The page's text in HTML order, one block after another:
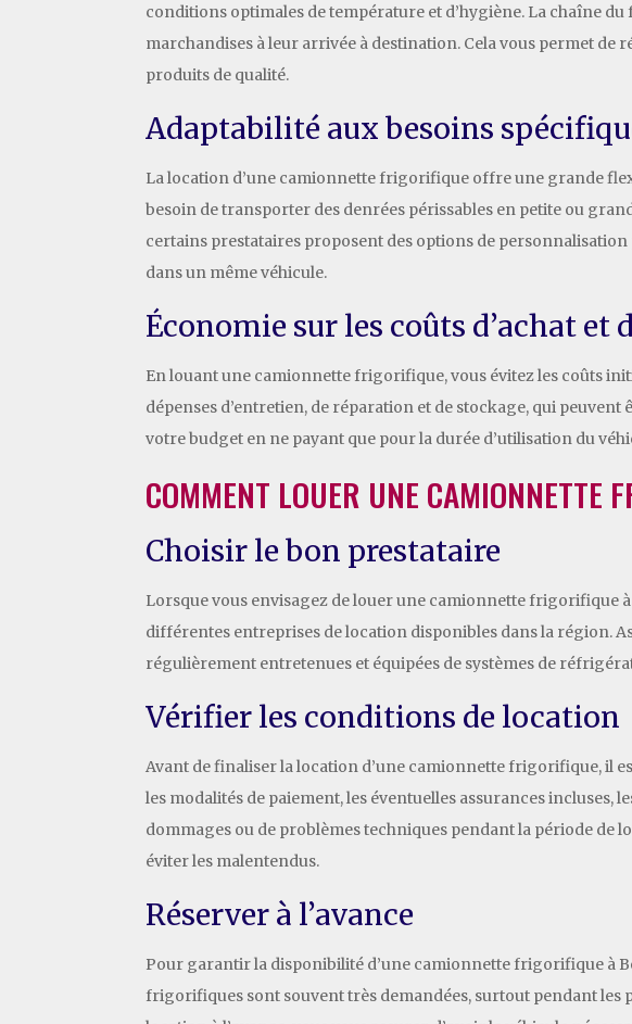
conditions optimales de température et d’hygiène. La chaîne
marchandises à leur arrivée à destination. Cela vous permet
produits de qualité.
Adaptabilité aux besoins
La location d’une camionnette frigorifique offre une grande
besoin de transporter des denrées périssables en petite ou
certains prestataires proposent des options de
dans un même véhicule.
Économie sur les coûts d’achat et
En louant une camionnette frigorifique, vous évitez les coûts
dépenses d’entretien, de réparation et de stockage, qui
votre budget en ne payant que pour la durée d’utilisation du
COMMENT LOUER UNE CAMIONNETTE
Choisir le bon prestataire
Lorsque vous envisagez de louer une camionnette frigorifique
différentes entreprises de location disponibles dans la région.
régulièrement entretenues et équipées de systèmes de
Vérifier les conditions de location
Avant de finaliser la location d’une camionnette frigorifique, il
les modalités de paiement, les éventuelles assurances incluses,
dommages ou de problèmes techniques pendant la période de
éviter les malentendus.
Réserver à l’avance
Pour garantir la disponibilité d’une camionnette frigorifique à
frigorifiques sont souvent très demandées, surtout pendant les